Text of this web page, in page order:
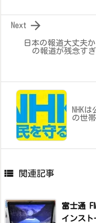
日本の報道大丈夫か
の報道が残念す

Next
NHK
の世
 関連記事
富士通
インスト